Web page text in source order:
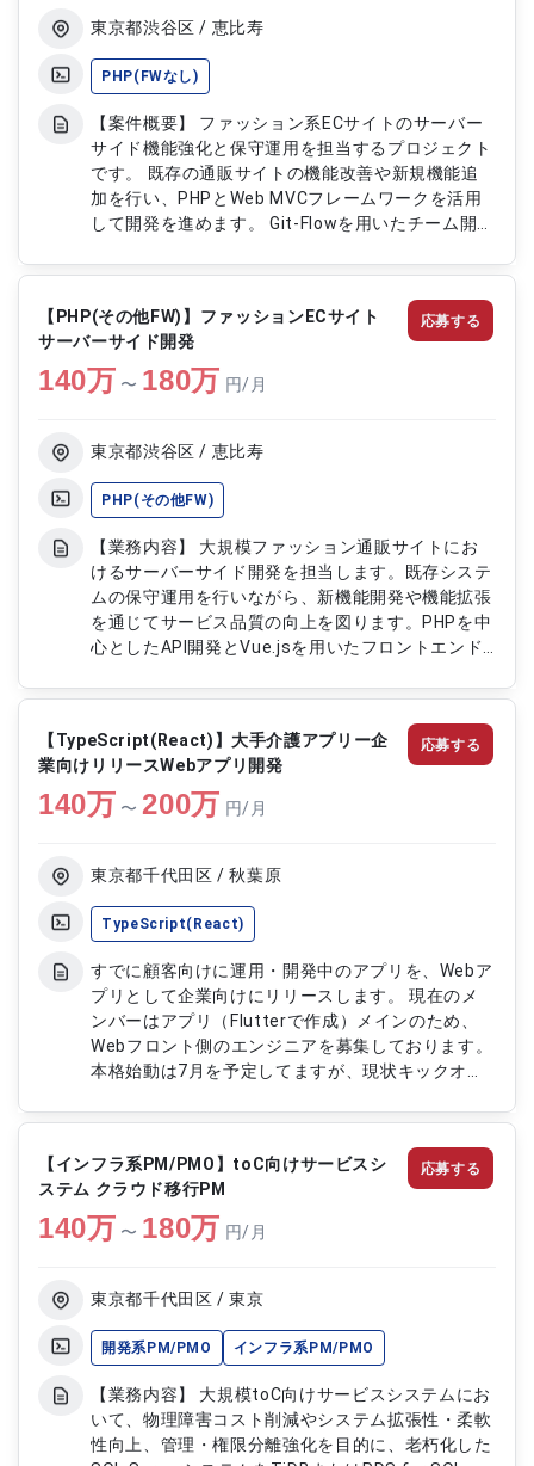
東京都渋谷区 / 恵比寿
PHP(FWなし)
【案件概要】 ファッション系ECサイトのサーバー
サイド機能強化と保守運用を担当するプロジェクト
です。 既存の通販サイトの機能改善や新規機能追
加を行い、PHPとWeb MVCフレームワークを活用
して開発を進めます。 Git-Flowを用いたチーム開発
活かせます。 保守運用から設計・開発まで幅広く
Web MVCフレームワークを用いたサーバーサイド
機能の開発・改修 ・既存システムの保守・運用 ・
新規機能の設計・開発・テスト
【PHP(その他FW)】ファッションECサイト
サーバーサイド開発
140万 〜 180万 円/月
東京都渋谷区 / 恵比寿
PHP(その他FW)
【業務内容】 大規模ファッション通販サイトにお
けるサーバーサイド開発を担当します。既存システ
ムの保守運用を行いながら、新機能開発や機能拡張
を通じてサービス品質の向上を図ります。PHPを中
心としたAPI開発とVue.jsを用いたフロントエンド
意識したシステム改善に携わります。 【作業内
容】 ・PHPフレームワークを用いたAPI開発 ・
Vue.jsフロントエンドとの連携開発 ・MySQLを用
いたデータベース設計および開発 ・既存システム
の機能追加および改修対応 ・バグ修正およびパフ
ォーマンス改善対応 ・Gitを用いたチーム開発対応
応募する
【TypeScript(React)】大手介護アプリー企
業向けリリースWebアプリ開発
140万 〜200万 円/月
東京都千代田区 / 秋葉原
TypeScript(React)
すでに顧客向けに運用・開発中のアプリを、Webア
プリとして企業向けにリリースします。 現在のメ
ンバーはアプリ（Flutterで作成）メインのため、
Webフロント側のエンジニアを募集しております。
本格始動は7月を予定してますが、現状キックオフ
とが可能です。 企業向けにリリースするにあたりUI
の大幅な変更も含め、いくつか新規の機能が入る可
能性があります。 画面設計から一貫して携われる
案件になりますので、裁量を広く持てることにやり
がいを感じられる方におすすめの案件です。
現在は3名体制で保守を行っていますが、開
名、管理1名の計5名体制になる見込みです。 【業
画面設計ができる場合、ご相談させていただきたく
存じます。 客先との折衝は希望がなければ発生し
ません。
応募する
【インフラ系PM/PMO】toC向けサービスシ
ステム クラウド移行PM
140万 〜 180万 円/月
東京都千代田区 / 東京
開発系PM/PMO インフラ系PM/PMO
【業務内容】 大規模toC向けサービスシステムにお
いて、物理障害コスト削減やシステム拡張性・柔軟
性向上、管理・権限分離強化を目的に、老朽化した
応募する